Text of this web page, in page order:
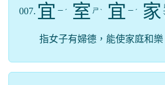
007. 宜 ㄧ ˊ 室 ㄕ ˋ 宜 ㄧ ˊ 家
指女子有婦德，能使家庭和樂